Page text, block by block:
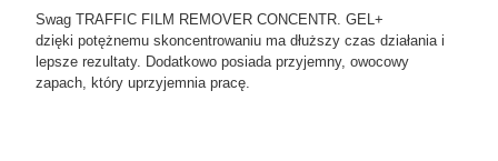
Swag TRAFFIC FILM REMOVER CONCENTR. GEL+
dzięki potężnemu skoncentrowaniu ma dłuższy czas działania i
lepsze rezultaty. Dodatkowo posiada przyjemny, owocowy
zapach, który uprzyjemnia pracę.